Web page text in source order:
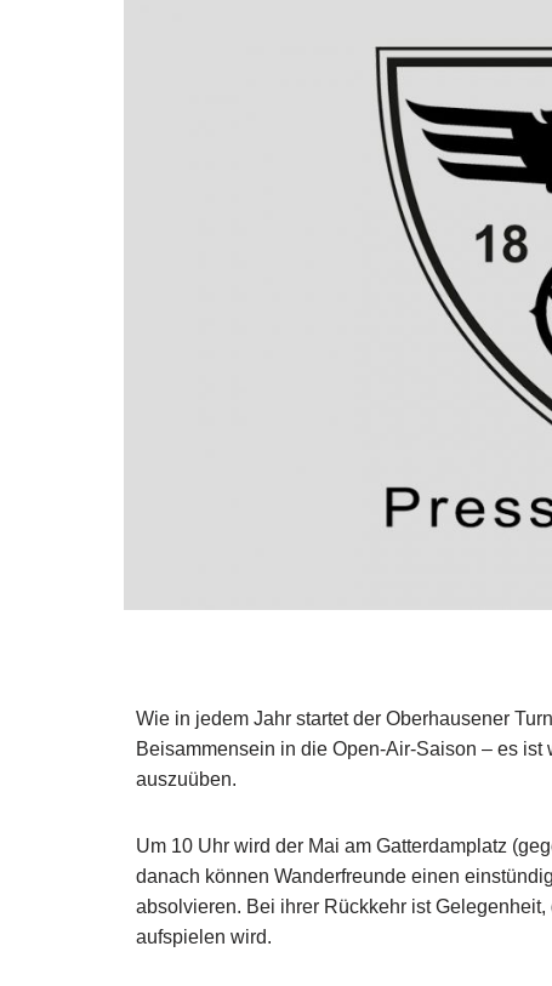
Wie in jedem Jahr startet der Oberhausener
Beisammensein in die Open-Air-Saison – es
auszuüben.
Um 10 Uhr wird der Mai am Gatterdamplatz
danach können Wanderfreunde einen
absolvieren. Bei ihrer Rückkehr ist
aufspie­len wird.